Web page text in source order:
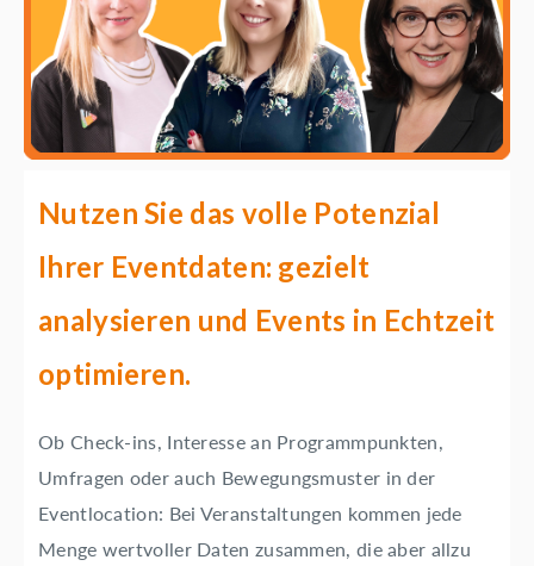
Nutzen Sie das volle Potenzial
Ihrer Eventdaten: gezielt
analysieren und Events in Echtzeit
optimieren.
Ob Check-ins, Interesse an Programmpunkten,
Umfragen oder auch Bewegungsmuster in der
Eventlocation: Bei Veranstaltungen kommen jede
Menge wertvoller Daten zusammen, die aber allzu